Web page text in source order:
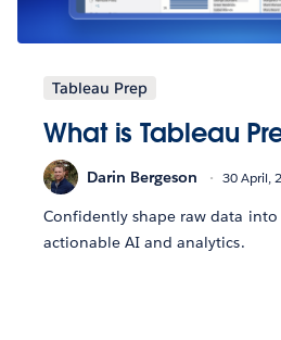
Tableau Prep
What is Tableau
Darin Bergeson 30 April,
Confidently shape raw data
actionable AI and analytics.